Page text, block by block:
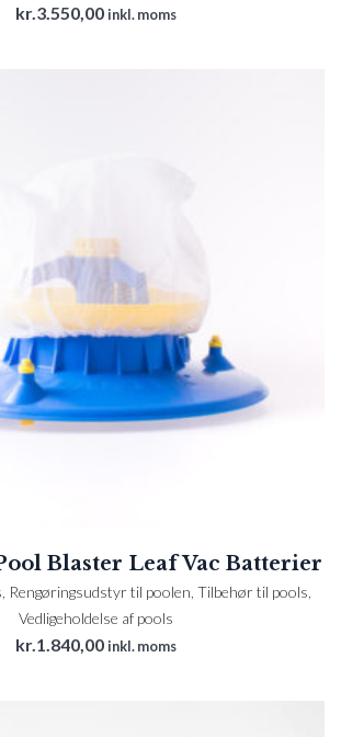
kr.3.550,00 inkl. moms
Blaster Leaf Vac Batterier
Rengøringsudstyr til poolen Tilbehør til pools
Vedligeholdelse af pools
kr.1.840,00 inkl. moms